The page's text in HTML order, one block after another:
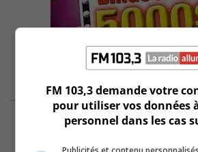
FM 103,3 demande votre
pour utiliser vos données
personnel dans les cas